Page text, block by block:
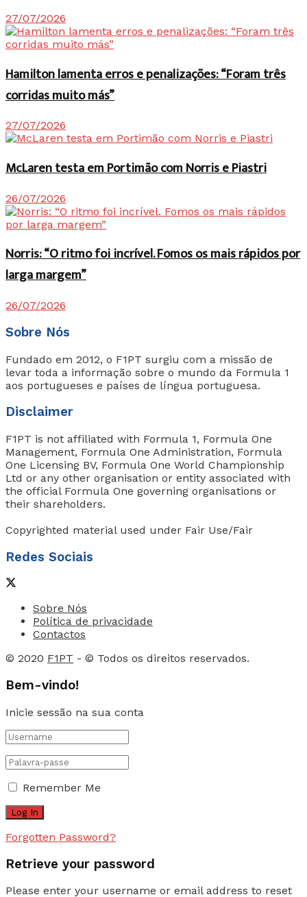
27/07/2026
Hamilton lamenta erros e penalizações: “Foram três
corridas muito más”
27/07/2026
McLaren testa em Portimão com Norris e Piastri
26/07/2026
Norris: “O ritmo foi incrível. Fomos os mais rápidos por
larga margem”
26/07/2026
Sobre Nós
Fundado em 2012, o F1PT surgiu com a missão de
levar toda a informação sobre o mundo da Formula 1
aos portugueses e países de língua portuguesa.
Disclaimer
F1PT is not affiliated with Formula 1, Formula One
Management, Formula One Administration, Formula
One Licensing BV, Formula One World Championship
Ltd or any other organisation or entity associated with
the official Formula One governing organisations or
their shareholders.
Copyrighted material used under Fair Use/Fair
Redes Sociais
Sobre Nós
Política de privacidade
Contactos
© 2020 F1PT - © Todos os direitos reservados.
Bem-vindo!
Inicie sessão na sua conta
Remember Me
Forgotten Password?
Retrieve your password
Please enter your username or email address to reset